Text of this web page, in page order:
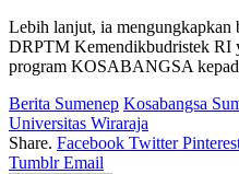
Lebih lanjut, ia mengungkapkan
DRPTM Kemendikbudristek RI
program KOSABANGSA
Berita Sumenep Kosabangsa
Universitas Wiraraja
Share. Facebook Twitter
Tumblr Email